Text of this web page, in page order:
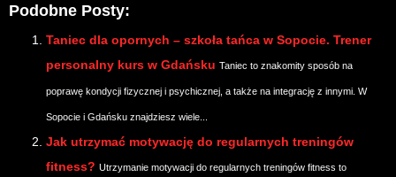
Podobne Posty:
Taniec dla opornych – szkoła tańca w Sopocie. Trener
personalny kurs w Gdańsku Taniec to znakomity sposób na
poprawę kondycji fizycznej i psychicznej, a także na integrację z innymi. W
Sopocie i Gdańsku znajdziesz wiele...
Jak utrzymać motywację do regularnych treningów
fitness? Utrzymanie motywacji do regularnych treningów fitness to